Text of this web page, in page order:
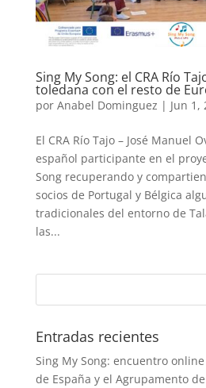
Sing My Song: el CRA Río
toledana con el resto de
por Anabel Dominguez | Jun 1,
El CRA Río Tajo – José Manuel
español participante en el
Song recuperando y
socios de Portugal y Bélgica
tradicionales del entorno de
las...
Entradas recientes
Sing My Song: encuentro
de España y el Agrupamento